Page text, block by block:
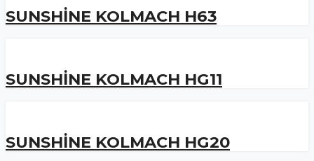
SUNSHINE KOLMACH H63
SUNSHINE KOLMACH HG11
SUNSHINE KOLMACH HG20